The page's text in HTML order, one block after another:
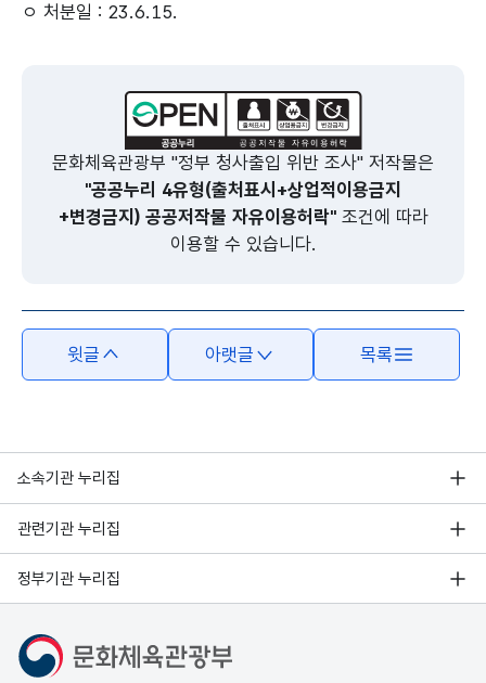
ㅇ 처분일 : 23.6.15.
문화체육관광부 "정부 청사출입 위반 조사" 저작물은
"공공누리 4유형(출처표시+상업적이용금지
+변경금지) 공공저작물 자유이용허락"조건에 따라
이용할 수 있습니다.
윗글 아랫글 목록
소속기관 누리집
관련기관 누리집
정부기관 누리집
문화체육관광부